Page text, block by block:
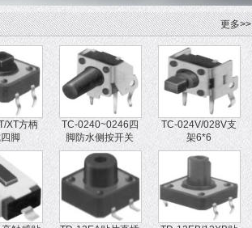
更多>>
XT方柄
脚
TC-0240~0246四
脚防水侧按开关
TC-024V/028V支
架6*6